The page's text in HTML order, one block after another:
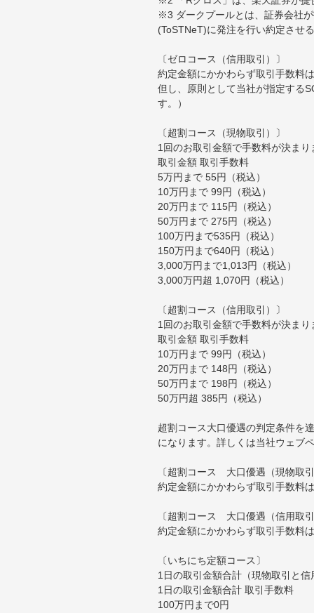
※3 ダークプールとは、証券会社
(ToSTNeT)に発注を行い約定させ
〔ゼロコース（信用取引）〕
約定金額にかかわらず取引手数料
但し、原則として当社が指定する
す。）
〔超割コース（現物取引）〕
1回のお取引金額で手数料が決まり
取引金額 取引手数料
5万円まで 55円（税込）
10万円まで 99円（税込）
20万円まで 115円（税込）
50万円まで 275円（税込）
100万円まで535円（税込）
150万円まで640円（税込）
3,000万円まで1,013円（税込）
3,000万円超 1,070円（税込）
〔超割コース（信用取引）〕
1回のお取引金額で手数料が決まり
取引金額 取引手数料
10万円まで 99円（税込）
20万円まで 148円（税込）
50万円まで 198円（税込）
50万円超 385円（税込）
超割コース大口優遇の判定条件を
になります。詳しくは当社ウェブ
〔超割コース 大口優遇（現物取
約定金額にかかわらず取引手数料
〔超割コース 大口優遇（信用取
約定金額にかかわらず取引手数料
〔いちにち定額コース〕
1日の取引金額合計（現物取引と
1日の取引金額合計 取引手数料
100万円まで0円